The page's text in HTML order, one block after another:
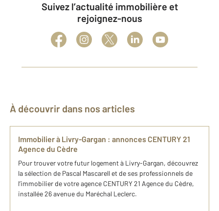
Suivez l’actualité immobilière et
rejoignez-nous
À découvrir dans nos articles
Immobilier à Livry-Gargan : annonces CENTURY 21
Agence du Cèdre
Pour trouver votre futur logement à Livry-Gargan, découvrez
la sélection de Pascal Mascarell et de ses professionnels de
l’immobilier de votre agence CENTURY 21 Agence du Cèdre,
installée 26 avenue du Maréchal Leclerc.